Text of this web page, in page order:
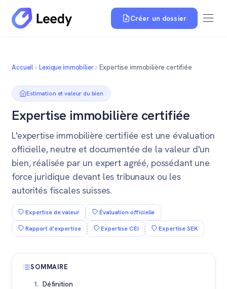
Créer un dossier
Accueil Lexique immobilier Expertise immobilière certifiée
Estimation et valeur du bien
Expertise immobilière certifiée
L'expertise immobilière certifiée est une évaluation
officielle, neutre et documentée de la valeur d'un
bien, réalisée par un expert agréé, possédant une
force juridique devant les tribunaux ou les
autorités fiscales suisses.
Expertise de valeur
Évaluation officielle
Rapport d'expertise
Expertise CEI Expertise SEK
SOMMAIRE
Définition